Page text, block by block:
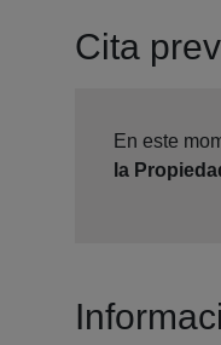
Cita
En este
la